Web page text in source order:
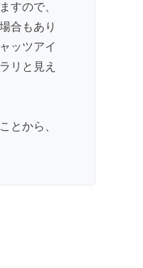
すので、
合もあり
ッツアイ
リと見え
とから、